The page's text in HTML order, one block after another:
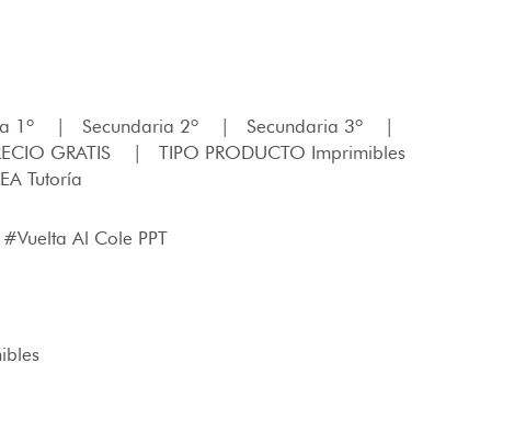
1º Secundaria 2º Secundaria 3º
GRATIS
TIPO PRODUCTO Imprimibles
Tutoría
#Vuelta Al Cole PPT